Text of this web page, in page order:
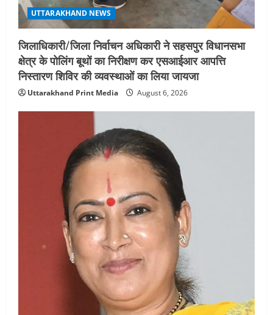
UTTARAKHAND NEWS
जिलाधिकारी/जिला निर्वाचन अधिकारी ने सहसपुर विधानसभा
क्षेत्र के पोलिंग बूथों का निरीक्षण कर एसआईआर आपत्ति
निस्तारण शिविर की व्यवस्थाओं का लिया जायजा
Uttarakhand Print Media August 6, 2026